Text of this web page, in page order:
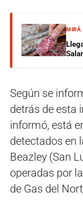
MIRÁ
Según se
detrás de esta
informó, está
detectados en
Beazley (San
operadas por
de Gas del